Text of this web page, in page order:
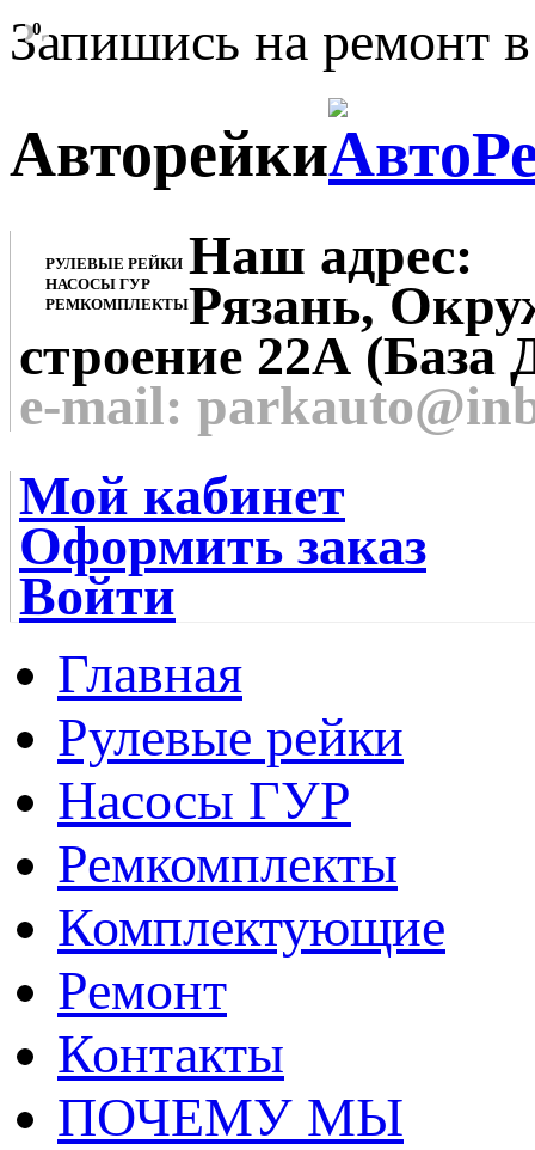
Запишись на ремонт
Авторейки
РУЛЕВЫЕ РЕЙКИ
НАСОСЫ ГУР
РЕМКОМПЛЕКТЫ
Наш адрес:
Рязань,
строение 22А (База
e-mail:
Мой кабинет
Оформить заказ
Войти
0
Главная
Рулевые рейки
Насосы ГУР
Ремкомплекты
Комплектующие
Ремонт
Контакты
ПОЧЕМУ МЫ